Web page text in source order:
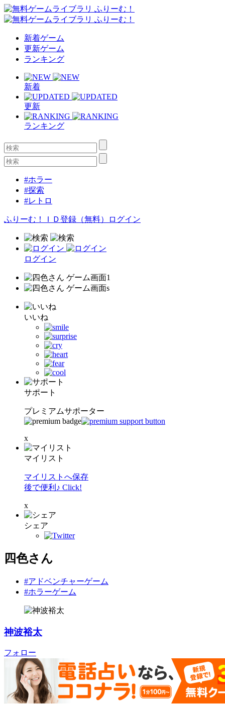
新着ゲーム
更新ゲーム
ランキング
新着
更新
ランキング
#ホラー
#探索
#レトロ
ふりーむ！ＩＤ登録（無料） ログイン
ログイン
いいね
サポート
プレミアムサポーター
x
マイリスト
マイリストへ保存
後で便利♪ Click!
x
シェア
四色さん
#アドベンチャーゲーム
#ホラーゲーム
神波裕太
フォロー